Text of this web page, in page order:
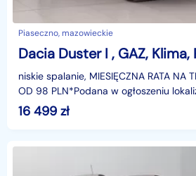
Piaseczno, mazowieckie
Dacia Duster I , GAZ,
niskie spalanie, MIESIĘCZNA RATA NA TEN SAMOCHÓD JUŻ
OD 98 PLN*Podana w ogłoszeniu
aktualna na dzień wystawienia
16 499 zł